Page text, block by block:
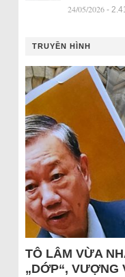
24/05/2026 -
TRUYỀN HÌNH
TÔ LÂM VỪA
„DỚP“, VƯỢNG